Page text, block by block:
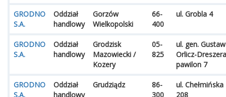
GRODNO
S.A.
Oddział
handlowy
Gorzów
Wielkopolski
66-
400
ul. Grobla 4
GRODNO
S.A.
Oddział
handlowy
Grodzisk
Mazowiecki /
Kozery
05-
825
ul. gen.
Orlicz-
pawilon 7
GRODNO
S.A.
Oddział
handlowy
Grudziądz
86-
300
ul. Chełmińska
208